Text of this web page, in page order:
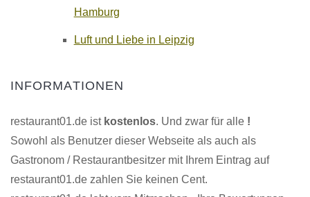
Hamburg
Luft und Liebe in Leipzig
INFORMATIONEN
restaurant01.de ist kostenlos. Und zwar für alle !
Sowohl als Benutzer dieser Webseite als auch als
Gastronom / Restaurantbesitzer mit Ihrem Eintrag auf
restaurant01.de zahlen Sie keinen Cent.